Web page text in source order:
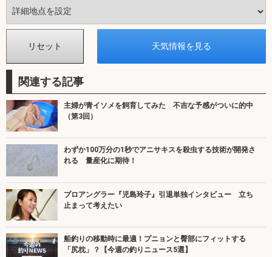
関連する記事
主婦が青イソメを飼育してみた 不吉な予感がついに的中
（第3回）
わずか100万分の1秒でアニサキスを殺虫する技術が開発さ
れる 量産化に期待！
プロアングラー『児島玲子』引退単独インタビュー 立ち
止まって考えたい
船釣りの移動時に最適！プニョンと臀部にフィットする
「尻枕」？【今週の釣りニュース5選】